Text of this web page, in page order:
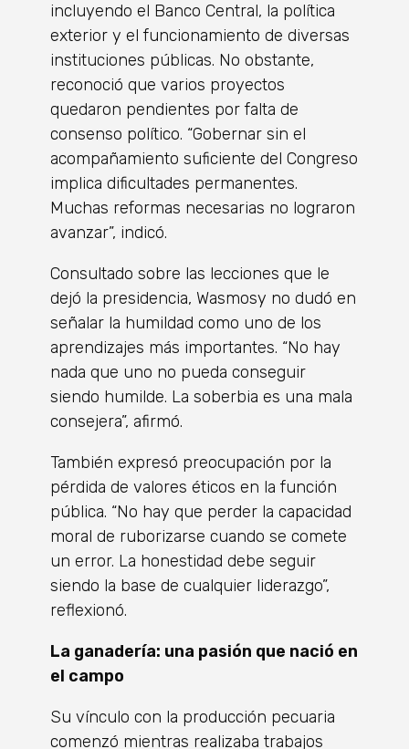
incluyendo el Banco Central, la política
exterior y el funcionamiento de diversas
instituciones públicas. No obstante,
reconoció que varios proyectos
quedaron pendientes por falta de
consenso político. “Gobernar sin el
acompañamiento suficiente del Congreso
implica dificultades permanentes.
Muchas reformas necesarias no lograron
avanzar”, indicó.
Consultado sobre las lecciones que le
dejó la presidencia, Wasmosy no dudó en
señalar la humildad como uno de los
aprendizajes más importantes. “No hay
nada que uno no pueda conseguir
siendo humilde. La soberbia es una mala
consejera”, afirmó.
También expresó preocupación por la
pérdida de valores éticos en la función
pública. “No hay que perder la capacidad
moral de ruborizarse cuando se comete
un error. La honestidad debe seguir
siendo la base de cualquier liderazgo”,
reflexionó.
La ganadería: una pasión que nació en
el campo
Su vínculo con la producción pecuaria
comenzó mientras realizaba trabajos